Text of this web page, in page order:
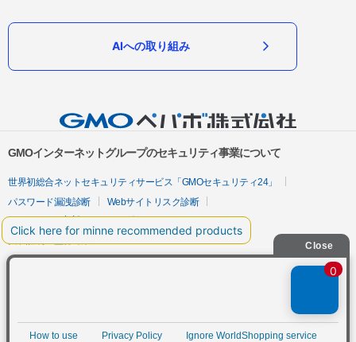
AIへの取り組み
GMOインターネットグループのセキュリティ事業について
世界初総合ネットセキュリティサービス「GMOセキュリティ24」
パスワード漏洩診断
Webサイトリスク診断
セキュリティ相談AIチャットボット
実在証明・盗聴対策
サイバー攻撃対策（GMOサイバーセキュリティ byイエラエ）